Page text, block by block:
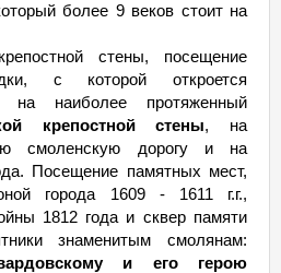
более 9 веков стоит на
стены, посещение
с которой откроется
на наиболее протяженный
крепостной стены, на
смоленскую дорогу и на
Посещение памятных мест,
города 1609 - 1611 г.г.,
1812 года и сквер памяти
знаменитым смолянам:
и его герою